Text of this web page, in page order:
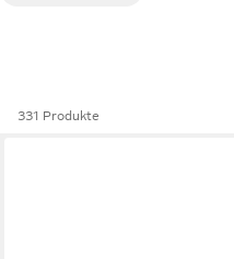
331 Produkte